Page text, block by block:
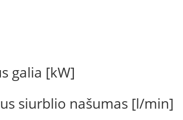
galia [kW]
siurblio našumas [l/min]